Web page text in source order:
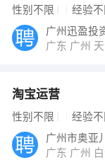
倪
性别不限 经验不
广州迅盈投
广东 广州
淘宝运营
性别不限 经验不
广州市奥亚
广东 广州